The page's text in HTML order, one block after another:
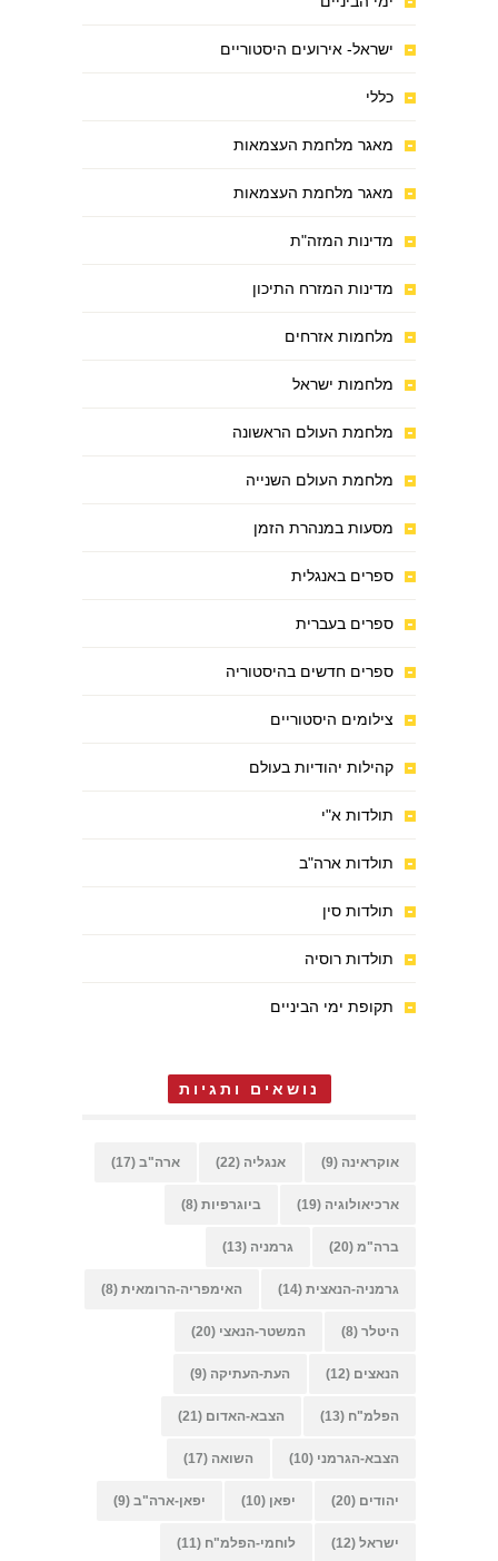
ישראל- אירועים היסטוריים
כללי
מאגר מלחמת העצמאות
מאגר מלחמת העצמאות
מדינות המזה"ת
מדינות המזרח התיכון
מלחמות אזרחים
מלחמות ישראל
מלחמת העולם הראשונה
מלחמת העולם השנייה
מסעות במנהרת הזמן
ספרים באנגלית
ספרים בעברית
ספרים חדשים בהיסטוריה
צילומים היסטוריים
קהילות יהודיות בעולם
תולדות א"י
תולדות ארה"ב
תולדות סין
תולדות רוסיה
תקופת ימי הביניים
נושאים ותגיות
אוקראינה (9) אנגליה (22) ארה"ב (17)
ארכיאולוגיה (19) ביוגרפיות (8)
ברה"מ (20) גרמניה (13)
גרמניה-הנאצית (14) האימפריה-הרומאית (8)
היטלר (8) המשטר-הנאצי (20)
הנאצים (12) העת-העתיקה (9)
הפלמ"ח (13) הצבא-האדום (21)
הצבא-הגרמני (10) השואה (17)
יהודים (20) יפאן (10) יפאן-ארה"ב (9)
ישראל (12) לוחמי-הפלמ"ח (11)